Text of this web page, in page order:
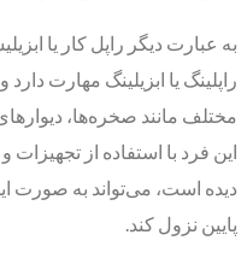
به عبارت دیگر راپل کار یا
راپلینگ یا ابزیلینگ مهارت
مختلف مانند صخره‌ها،
این فرد با استفاده از
دیده است، می‌تواند به صورت
پایین نزول کند.